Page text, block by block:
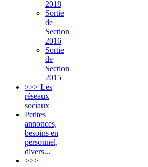
2018
Sortie
de
Section
2016
Sortie
de
Section
2015
>>> Les
réseaux
sociaux
Petites
annonces,
besoins en
personnel,
divers...
>>>